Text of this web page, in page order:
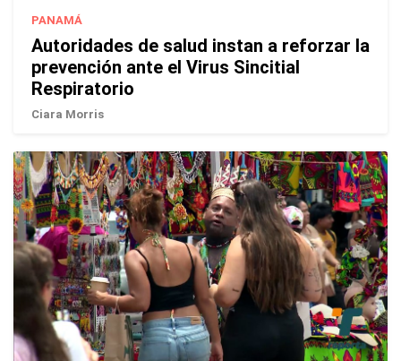
PANAMÁ
Autoridades de salud instan a reforzar la
prevención ante el Virus Sincitial
Respiratorio
Ciara Morris